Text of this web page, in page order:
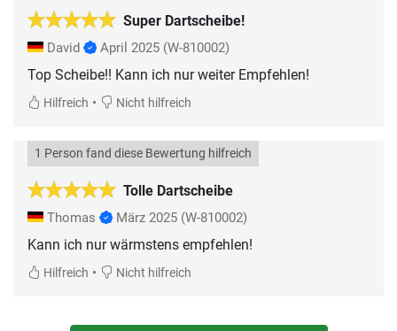
Super Dartscheibe!
David April 2025 (W-810002)
Top Scheibe!! Kann ich nur weiter Empfehlen!
Hilfreich • Nicht hilfreich
Tolle Dartscheibe
1 Person fand diese Bewertung hilfreich
Thomas März 2025 (W-810002)
Kann ich nur wärmstens empfehlen!
Hilfreich • Nicht hilfreich